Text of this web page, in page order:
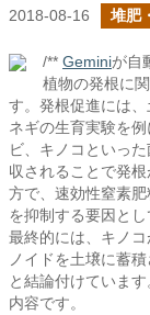
2018-08-16 堆肥
/** Geminiが自
植物の発根に
す。発根促進には、
ネギの生育実験を
ビ、キノコといっ
収されることで発
方で、速効性窒素
を抑制する要因と
最終的には、キノ
ノイドを土壌に蓄
と結論付けていま
内容です。